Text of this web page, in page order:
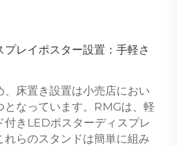
レイポスター設置：手軽さ
床置き設置は小売店におい
となっています。RMGは、軽
きLEDポスターディスプレ
らのスタンドは簡単に組み